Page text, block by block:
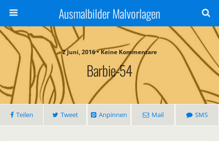
Ausmalbilder Malvorlagen
2 Juni, 2016 • Keine Kommentare
Barbie-54
Teilen Tweet Anpinnen Mail SMS